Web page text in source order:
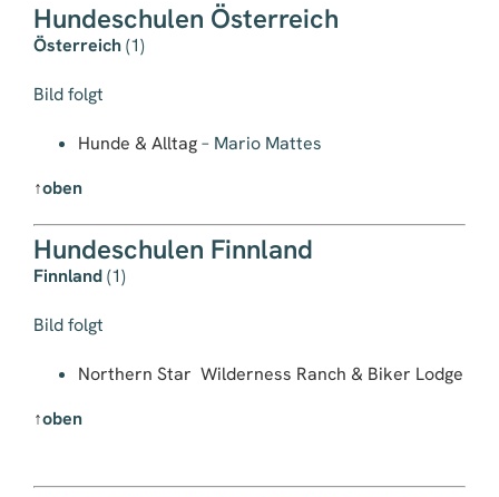
Hundeschulen Österreich
Österreich(1)
Bild folgt
Hunde & Alltag– Mario Mattes
↑oben
Hundeschulen Finnland
Finnland(1)
Bild folgt
Northern Star Wilderness Ranch & Biker Lodge
↑oben